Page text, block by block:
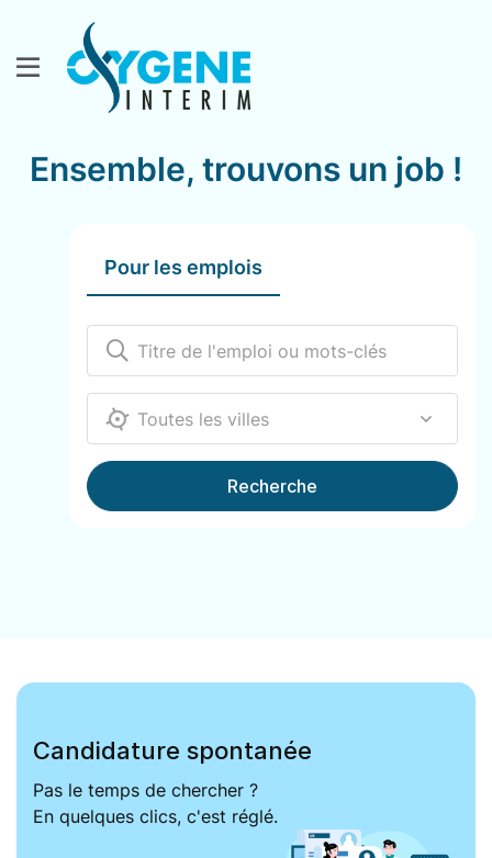
Ensemble, trouvons un job !
Pour les emplois
12000
Recherche
Candidature spontanée
Pas le temps de chercher ?
En quelques clics, c'est réglé.